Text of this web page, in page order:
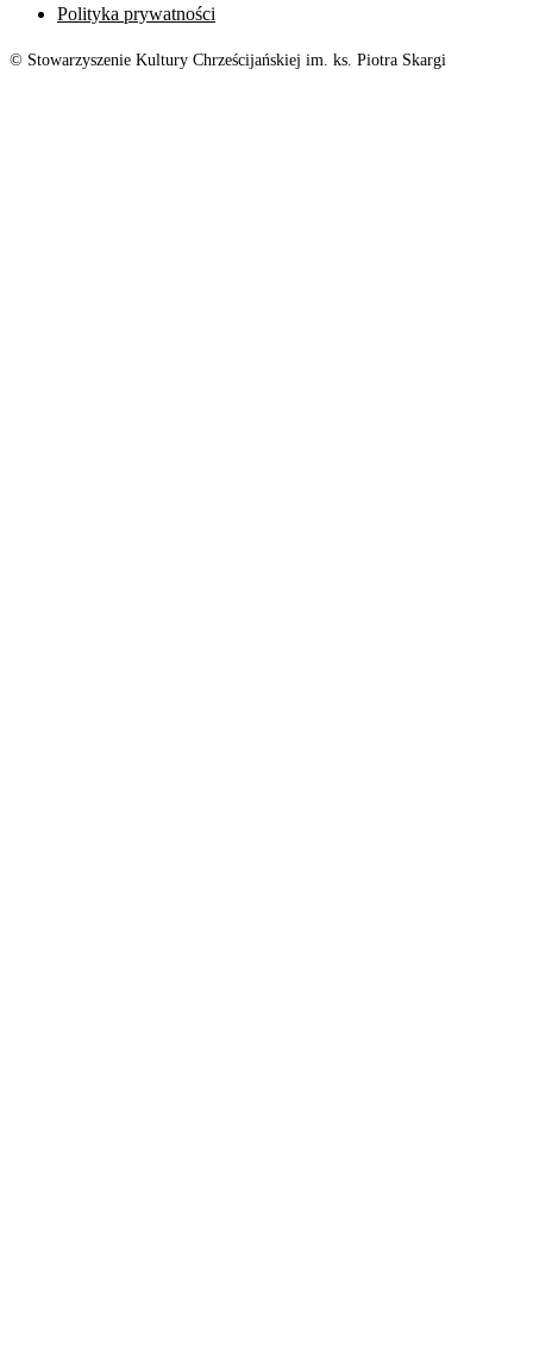
Polityka prywatności
© Stowarzyszenie Kultury Chrześcijańskiej im. ks. Piotra Skargi